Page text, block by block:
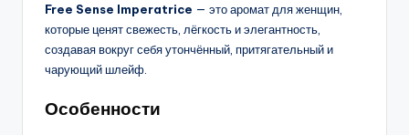
Free Sense Imperatrice — это аромат для женщин,
которые ценят свежесть, лёгкость и элегантность,
создавая вокруг себя утончённый, притягательный и
чарующий шлейф.
Особенности